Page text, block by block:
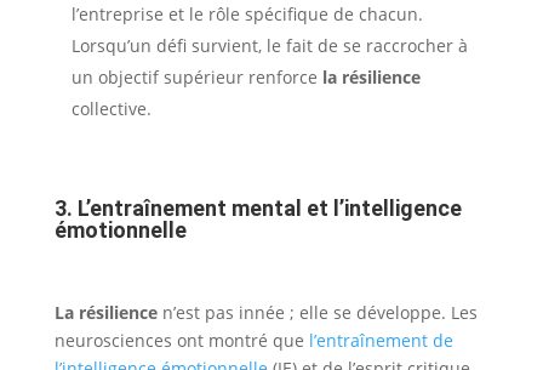
l’entreprise et le rôle spécifique de chacun.
Lorsqu’un défi survient, le fait de se raccrocher à
un objectif supérieur renforce la résilience
collective.
3. L’entraînement mental et l’intelligence
émotionnelle
La résiliencen’est pas innée ; elle se développe. Les
neurosciences ont montré que l’entraînement de